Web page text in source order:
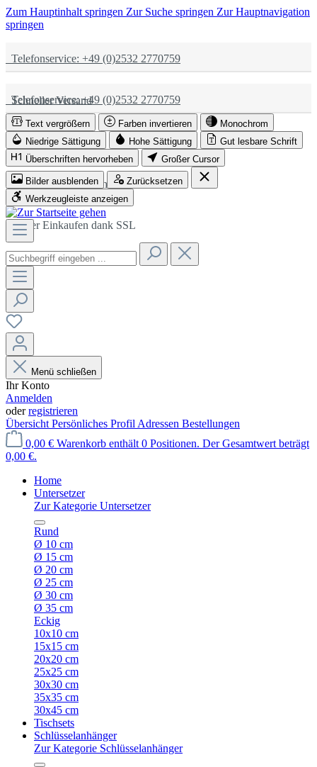
Zum Hauptinhalt springen Zur Suche springen Zur Hauptnavigation
springen
Telefonservice: +49 (0)2532 2770759
Schneller Versand
Partnerschaftlich
Sicher Einkaufen dank SSL
Telefonservice: +49 (0)2532 2770759
Schneller Versand
Partnerschaftlich
Sicher Einkaufen dank SSL
Text vergrößern Farben invertieren
Monochrom
Niedrige Sättigung
Hohe Sättigung
Gut lesbare Schrift
Überschriften hervorheben
Großer Cursor
Bilder ausblenden
Zurücksetzen
Werkzeugleiste anzeigen
Menü schließen
Ihr Konto
Anmelden
oderregistrieren
Übersicht Persönliches Profil Adressen Bestellungen
0,00 € Warenkorb enthält 0 Positionen. Der Gesamtwert beträgt
0,00 €.
Home
Untersetzer
Zur Kategorie Untersetzer
Rund
Ø 10 cm
Ø 15 cm
Ø 20 cm
Ø 25 cm
Ø 30 cm
Ø 35 cm
Eckig
10x10 cm
15x15 cm
20x20 cm
25x25 cm
30x30 cm
35x35 cm
30x45 cm
Tischsets
Schlüsselanhänger
Zur Kategorie Schlüsselanhänger